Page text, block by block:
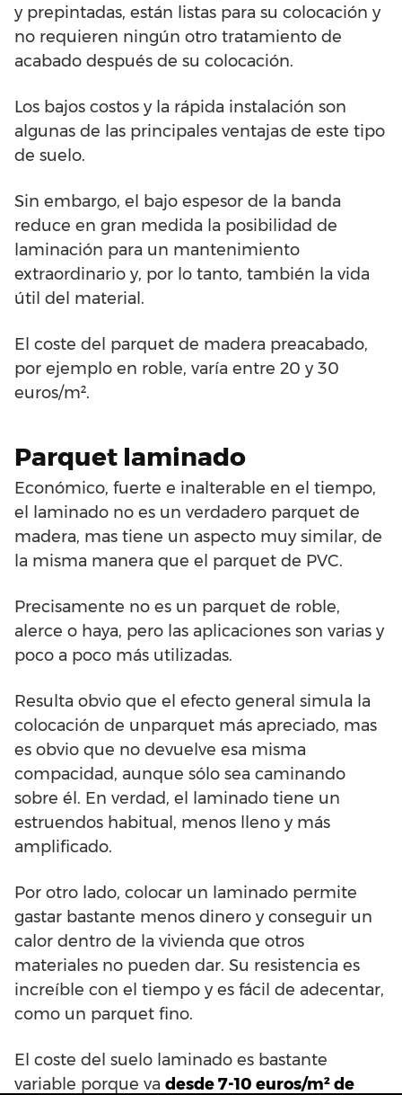
y prepintadas, están listas para su colocación y
no requieren ningún otro tratamiento de
acabado después de su colocación.
Los bajos costos y la rápida instalación son
algunas de las principales ventajas de este tipo
de suelo.
Sin embargo, el bajo espesor de la banda
reduce en gran medida la posibilidad de
laminación para un mantenimiento
extraordinario y, por lo tanto, también la vida
útil del material.
El coste del parquet de madera preacabado,
por ejemplo en roble, varía entre 20 y 30
euros/m².
Parquet laminado
Económico, fuerte e inalterable en el tiempo,
el laminado no es un verdadero parquet de
madera, mas tiene un aspecto muy similar, de
la misma manera que el parquet de PVC.
Precisamente no es un parquet de roble,
alerce o haya, pero las aplicaciones son varias y
poco a poco más utilizadas.
Resulta obvio que el efecto general simula la
colocación de unparquet más apreciado, mas
es obvio que no devuelve esa misma
compacidad, aunque sólo sea caminando
sobre él. En verdad, el laminado tiene un
estruendos habitual, menos lleno y más
amplificado.
Por otro lado, colocar un laminado permite
gastar bastante menos dinero y conseguir un
calor dentro de la vivienda que otros
materiales no pueden dar. Su resistencia es
increíble con el tiempo y es fácil de adecentar,
como un parquet fino.
El coste del suelo laminado es bastante
variable porque va desde 7-10 euros/m² de